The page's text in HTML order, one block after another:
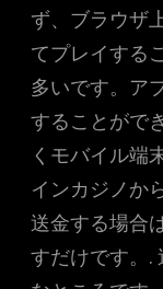
ず、ブラウザ
てプレイする
多いです。ア
することがで
くモバイル端
インカジノか
送金する場合
すだけです。.